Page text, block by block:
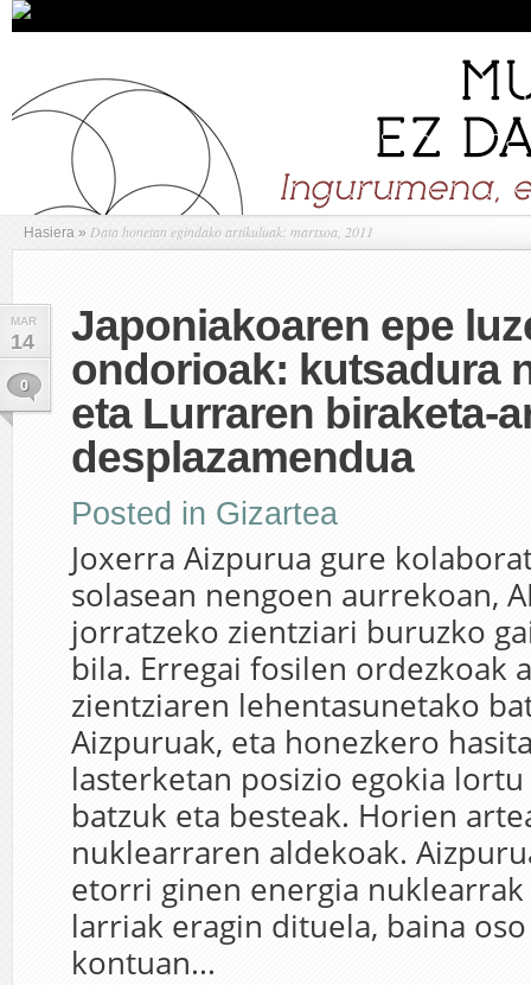
Hasiera » Data honetan egindako artikuluak: martxoa, 2011
MAR
14
0
Japoniakoaren epe
ondorioak: kutsadura
eta Lurraren biraketa-
desplazamendua
Posted in Gizartea
Joxerra Aizpurua gure
solasean nengoen aurrekoan,
jorratzeko zientziari buruzko
bila. Erregai fosilen ordezkoak
zientziaren lehentasunetako
Aizpuruak, eta honezkero
lasterketan posizio egokia
batzuk eta besteak. Horien
nuklearraren aldekoak.
etorri ginen energia
larriak eragin dituela, baina
kontuan...